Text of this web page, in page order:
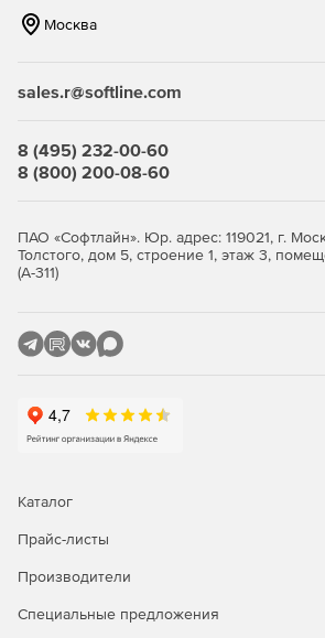
Москва
sales.r@softline.com
8 (495) 232-00-60
8 (800) 200-08-60
ПАО «Софтлайн». Юр. адрес: 119021, г.
Толстого, дом 5, строение 1, этаж 3,
(А-311)
Каталог
Прайс-листы
Производители
Специальные предложения